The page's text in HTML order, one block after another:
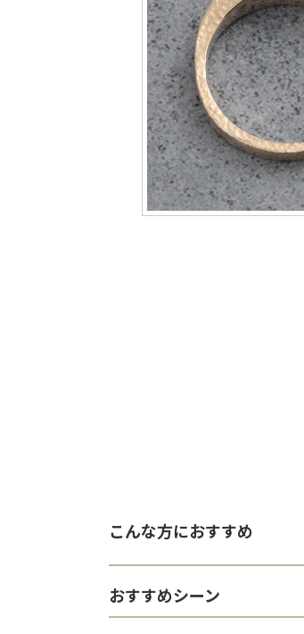
こんな方におすすめ
おすすめシーン